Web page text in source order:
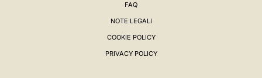
FAQ
NOTE LEGALI
COOKIE POLICY
PRIVACY POLICY